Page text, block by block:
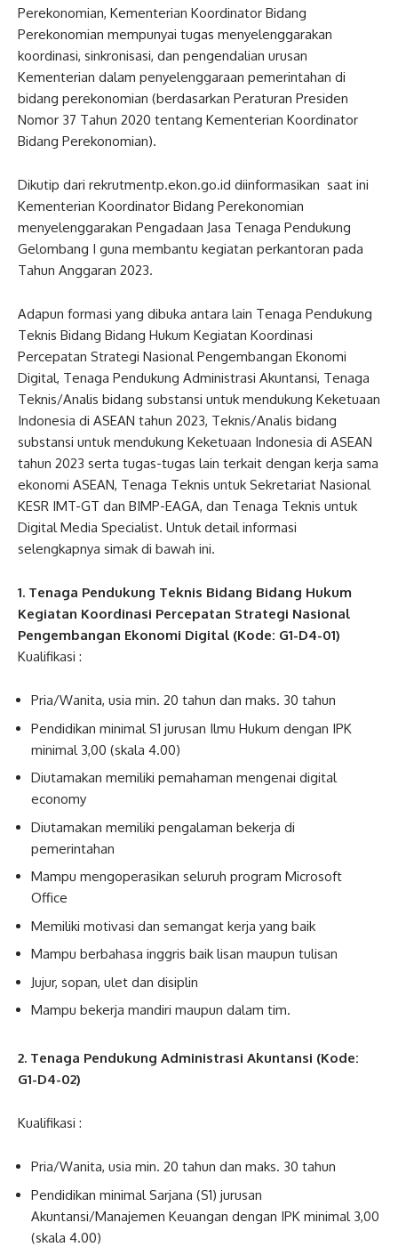
Perekonomian, Kementerian Koordinator Bidang
Perekonomian mempunyai tugas menyelenggarakan
koordinasi, sinkronisasi, dan pengendalian urusan
Kementerian dalam penyelenggaraan pemerintahan di
bidang perekonomian (berdasarkan Peraturan Presiden
Nomor 37 Tahun 2020 tentang Kementerian Koordinator
Bidang Perekonomian).
Dikutip dari rekrutmentp.ekon.go.id diinformasikan saat ini
Kementerian Koordinator Bidang Perekonomian
menyelenggarakan Pengadaan Jasa Tenaga Pendukung
Gelombang I guna membantu kegiatan perkantoran pada
Tahun Anggaran 2023.
Adapun formasi yang dibuka antara lain Tenaga Pendukung
Teknis Bidang Bidang Hukum Kegiatan Koordinasi
Percepatan Strategi Nasional Pengembangan Ekonomi
Digital, Tenaga Pendukung Administrasi Akuntansi, Tenaga
Teknis/Analis bidang substansi untuk mendukung Keketuaan
Indonesia di ASEAN tahun 2023, Teknis/Analis bidang
substansi untuk mendukung Keketuaan Indonesia di ASEAN
tahun 2023 serta tugas-tugas lain terkait dengan kerja sama
ekonomi ASEAN, Tenaga Teknis untuk Sekretariat Nasional
KESR IMT-GT dan BIMP-EAGA, dan Tenaga Teknis untuk
Digital Media Specialist. Untuk detail informasi
selengkapnya simak di bawah ini.
1. Tenaga Pendukung Teknis Bidang Bidang Hukum
Kegiatan Koordinasi Percepatan Strategi Nasional
Pengembangan Ekonomi Digital (Kode: G1-D4-01)
Kualifikasi :
Pria/Wanita, usia min. 20 tahun dan maks. 30 tahun
Pendidikan minimal S1 jurusan Ilmu Hukum dengan IPK
minimal 3,00 (skala 4.00)
Diutamakan memiliki pemahaman mengenai digital
economy
Diutamakan memiliki pengalaman bekerja di
pemerintahan
Mampu mengoperasikan seluruh program Microsoft
Office
Memiliki motivasi dan semangat kerja yang baik
Mampu berbahasa inggris baik lisan maupun tulisan
Jujur, sopan, ulet dan disiplin
Mampu bekerja mandiri maupun dalam tim.
2. Tenaga Pendukung Administrasi Akuntansi (Kode:
G1-D4-02)
Kualifikasi :
Pria/Wanita, usia min. 20 tahun dan maks. 30 tahun
Pendidikan minimal Sarjana (S1) jurusan
Akuntansi/Manajemen Keuangan dengan IPK minimal 3,00
(skala 4.00)